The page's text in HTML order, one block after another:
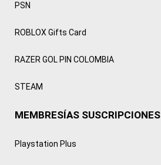
PSN
ROBLOX Gifts Card
RAZER GOL PIN COLOMBIA
STEAM
MEMBRESÍAS SUSCRIPCIONES
Playstation Plus